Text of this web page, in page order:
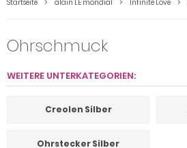
Startseite alain LE mondial Infinite Love
Ohrschmuck
WEITERE UNTERKATEGORIEN:
Creolen Silber
Ohrstecker Silber